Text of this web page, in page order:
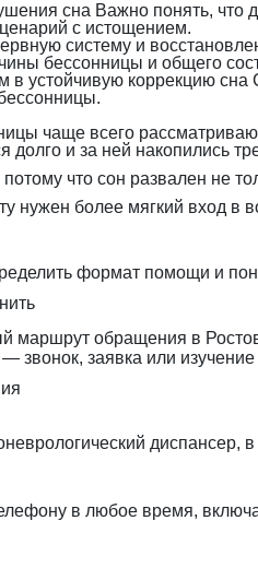
сна Важно понять, что
с истощением.
систему и
бессонницы и общего
в устойчивую коррекцию сна
чаще всего
долго и за ней накопились
что сон развален не
нужен более мягкий вход
формат помощи и
маршрут обращения в
заявка или
диспансер, в
в любое время,